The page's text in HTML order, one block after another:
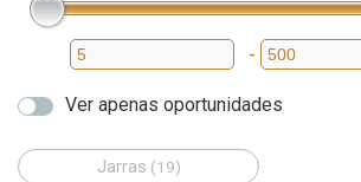
Preço
- Preço
Ver apenas oportunidades
Jarras (19)